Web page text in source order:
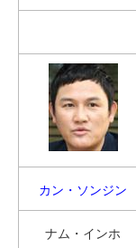
カン・ソンジン
ナム・インホ